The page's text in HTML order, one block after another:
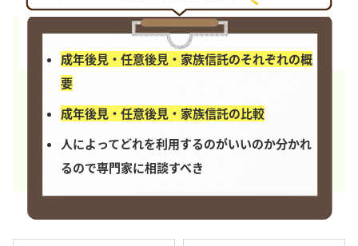
成年後見・任意後見・家族信託のそれぞれの概
要
成年後見・任意後見・家族信託の比較
人によってどれを利用するのがいいのか分かれ
るので専門家に相談すべき